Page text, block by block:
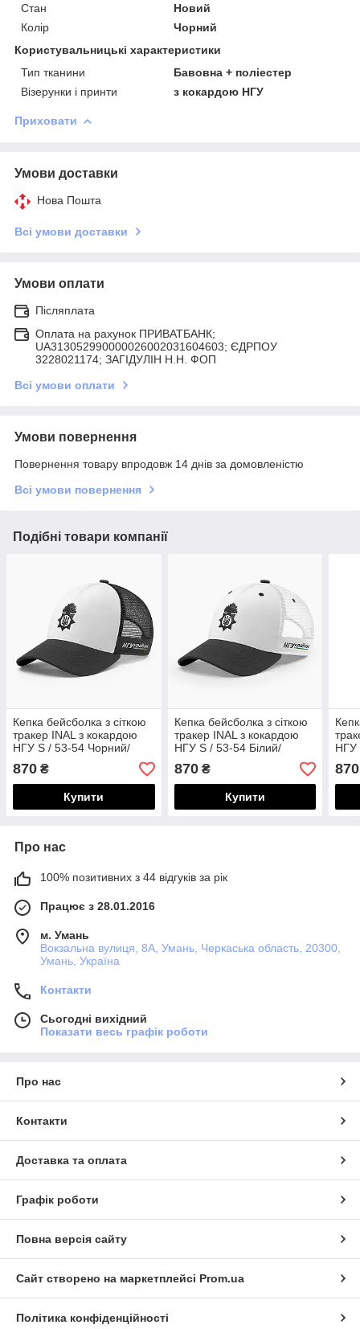
Стан
Новий
Колір
Чорний
Користувальницькі характеристики
Тип тканини
Бавовна + поліестер
Візерунки і принти
з кокардою НГУ
Приховати
Умови доставки
Нова Пошта
Всі умови доставки
Умови оплати
Післяплата
Оплата на рахунок ПРИВАТБАНК;
UA313052990000026002031604603; ЄДРПОУ
3228021174; ЗАГIДУЛIН Н.Н. ФОП
Всі умови оплати
Умови повернення
Повернення товару впродовж 14 днів за домовленістю
Всі умови повернення
Подібні товари компанії
Кепка бейсболка з сіткою
тракер INAL з кокардою
НГУ S / 53-54 Чорний/
Білий 117653
870 ₴
Купити
Кепка бейсболка з сіткою
тракер INAL з кокардою
НГУ S / 53-54 Білий/
Чорний 117753
870₴
Купити
НГУ
870
Про нас
100% позитивних з 44 відгуків за рік
Працює з 28.01.2016
м. Умань
Вокзальна вулиця, 8А, Умань, Черкаська область, 20300,
Умань, Україна
Контакти
Сьогодні вихідний
Показати весь графік роботи
Про нас
Контакти
Доставка та оплата
Графік роботи
Повна версія сайту
Сайт створено на маркетплейсі Prom.ua
Політика конфіденційності